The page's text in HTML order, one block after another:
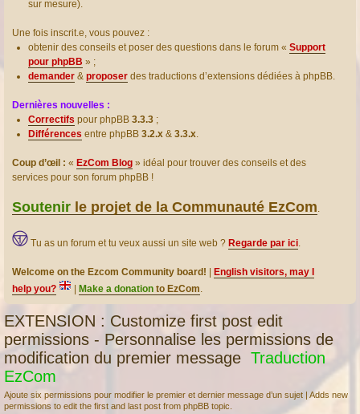
sur mesure).
Une fois inscrit.e, vous pouvez :
obtenir des conseils et poser des questions dans le forum « Support
pour phpBB » ;
demander & proposer des traductions d’extensions dédiées à phpBB.
Dernières nouvelles :
Correctifs pour phpBB 3.3.3 ;
Différences entre phpBB 3.2.x & 3.3.x.
Coup d’œil : « EzCom Blog » idéal pour trouver des conseils et des
services pour son forum phpBB !
Soutenir le projet de la Communauté EzCom.
Tu as un forum et tu veux aussi un site web ? Regarde par ici.
Welcome on the Ezcom Community board!
English visitors, may I
help you?
Make a donation to EzCom.
EXTENSION : Customize first post edit
permissions - Personnalise les permissions de
modification du premier message Traduction
EzCom
Ajoute six permissions pour modifier le premier et dernier message d’un sujet | Adds new
permissions to edit the first and last post from phpBB topic.